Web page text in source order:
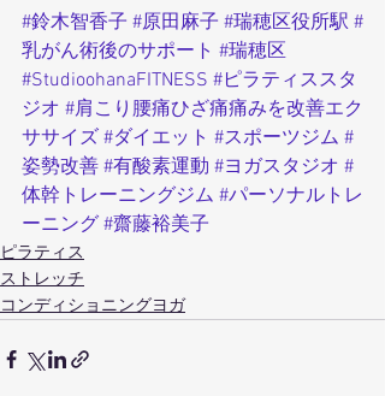
#鈴木智香子 #原田麻子 #瑞穂区役所駅 #
乳がん術後のサポート #瑞穂区
#StudioohanaFITNESS #ピラティススタ
ジオ #肩こり腰痛ひざ痛痛みを改善エク
ササイズ #ダイエット #スポーツジム #
姿勢改善 #有酸素運動 #ヨガスタジオ #
体幹トレーニングジム #パーソナルトレ
ーニング #齋藤裕美子
ピラティス
ストレッチ
コンディショニングヨガ